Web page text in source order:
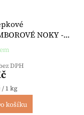
NOKY -
500 g - Granoro
hodnocení produktu
DPH
cena:
/ 1 kg
košíku